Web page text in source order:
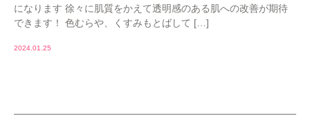
になります 徐々に肌質をかえて透明感のある肌への改善が期待
できます！ 色むらや、くすみもとばして […]
2024.01.25